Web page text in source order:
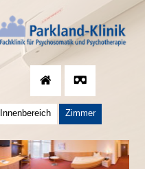
Innenbereich Zimmer